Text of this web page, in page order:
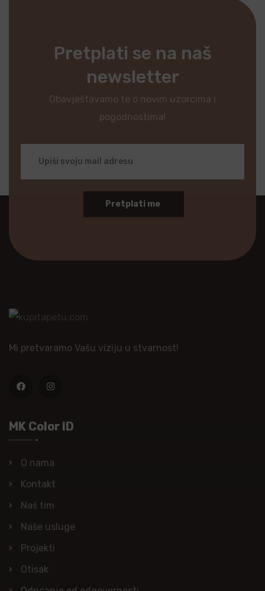
Pretplati se na naš
newsletter
Obavještavamo te o novim uzorcima i
pogodnostima!
Pretplati me
Mi pretvaramo Vašu viziju u stvarnost!
MK Color ID
O nama
Kontakt
Naš tim
Naše usluge
Projekti
Otisak